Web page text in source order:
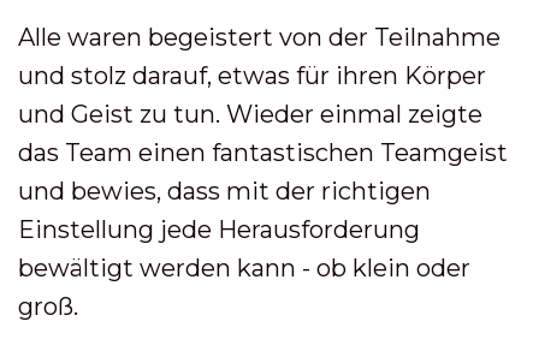
Alle waren begeistert von der Teilnahme
und stolz darauf, etwas für ihren Körper
und Geist zu tun. Wieder einmal zeigte
das Team einen fantastischen Teamgeist
und bewies, dass mit der richtigen
Einstellung jede Herausforderung
bewältigt werden kann - ob klein oder
groß.